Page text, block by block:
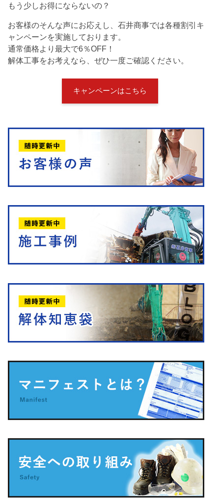
もう少しお得にならないの？
お客様のそんな声にお応えし、石井商事では各種割引キ
ャンペーンを実施しております。
通常価格より最大で6％OFF！
解体工事をお考えなら、ぜひ一度ご確認ください。
キャンペーンはこちら